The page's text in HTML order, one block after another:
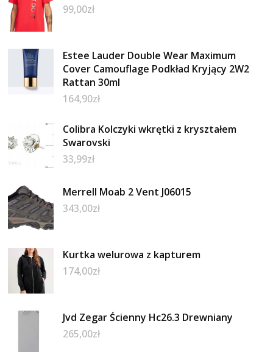
99,00zł
Estee Lauder Double Wear Maximum
Cover Camouflage Podkład Kryjący 2W2
Rattan 30ml
164,90zł
Colibra Kolczyki wkrętki z kryształem
Swarovski
33,99zł
Merrell Moab 2 Vent J06015
343,00zł
Kurtka welurowa z kapturem
174,00zł
Jvd Zegar Ścienny Hc26.3 Drewniany
265,00zł